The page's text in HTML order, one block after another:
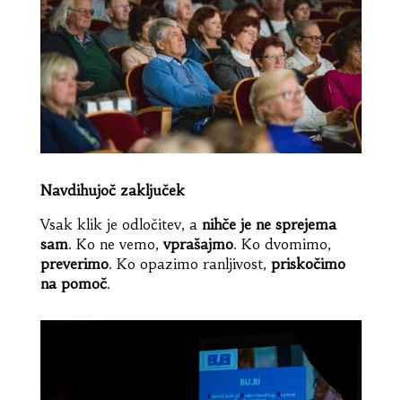
Navdihujoč zaključek
Vsak klik je odločitev, a nihče je ne sprejema
sam. Ko ne vemo,vprašajmo. Ko dvomimo,
preverimo. Ko opazimo ranljivost, priskočimo
na pomoč.